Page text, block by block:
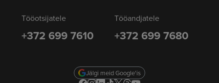
Tööotsijatele
+372 699 7610
Tööandjatele
+372 699 7680
Jälgi meid Google'is